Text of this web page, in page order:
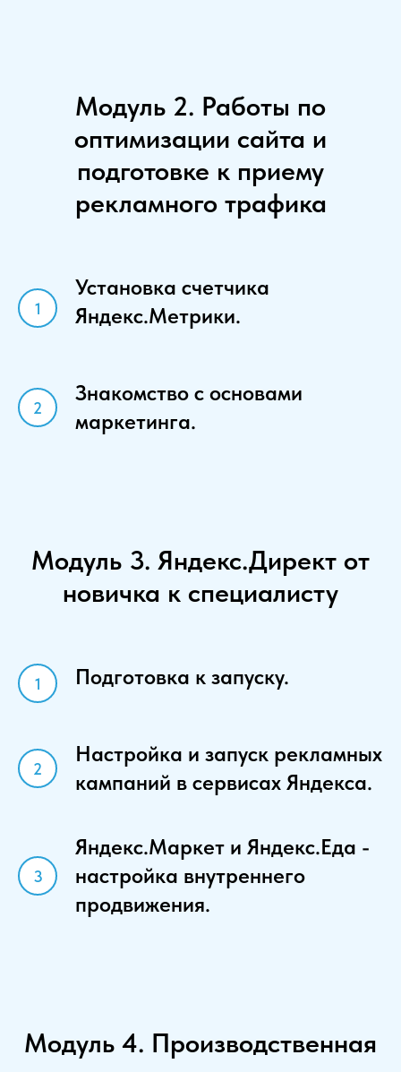
Модуль 2. Работы по
оптимизации сайта и
подготовке к приему
рекламного трафика
Установка счетчика
Яндекс.Метрики.
Знакомство с основами
маркетинга.
Модуль 3. Яндекс.Директ от
новичка к специалисту
Подготовка к запуску.
Настройка и запуск рекламных
кампаний в сервисах Яндекса.
Яндекс.Маркет и Яндекс.Еда -
настройка внутреннего
продвижения.
Модуль 4. Производственная